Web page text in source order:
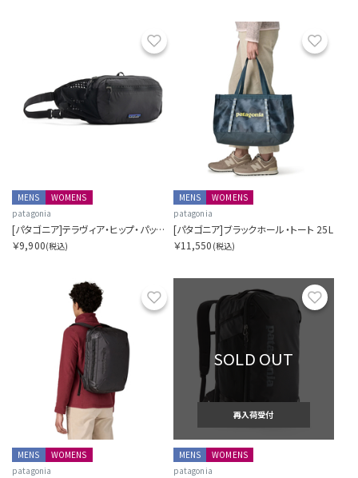
お気に入り
MENS
WOMENS
patagonia
[パタゴニア]テラヴィア・ヒップ・パック 4L
￥9,900(税込)
MENS
WOMENS
patagonia
[パタゴニア]ブラックホール・トート 25L
￥11,550 (税込)
お気に入り
MENS
WOMENS
patagonia
SOLD OUT
再入荷受付
MENS
WOMENS
patagonia